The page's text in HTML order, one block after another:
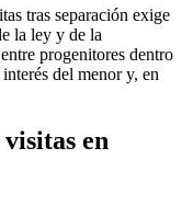
tras separación exige
la ley y de la
progenitores dentro
del menor y, en
en